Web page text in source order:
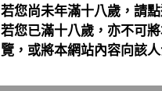
若您尚未年滿十八歲，請點
若您已滿十八歲，亦不可
覽，或將本網站內容向該